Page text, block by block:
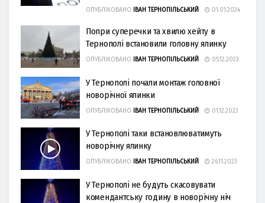
ОПУБЛІКОВАНО ІВАН ТЕРНОПІЛЬСЬКИЙ 01.01.2024
Попри суперечки та хвилю хейту в
Тернополі встановили головну ялинку
ОПУБЛІКОВАНО ІВАН ТЕРНОПІЛЬСЬКИЙ 05.12.2023
У Тернополі почали монтаж головної
новорічної ялинки
ОПУБЛІКОВАНО ІВАН ТЕРНОПІЛЬСЬКИЙ 01.12.2023
У Тернополі таки встановлюватимуть
новорічну ялинку
ОПУБЛІКОВАНО ІВАН ТЕРНОПІЛЬСЬКИЙ 26.11.2023
У Тернополі не будуть скасовувати
комендантську годину в новорічну ніч